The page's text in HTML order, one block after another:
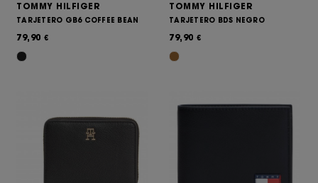
TOMMY HILFIGER
TARJETERO GB6 COFFEE BEAN
79,90 €
TOMMY HILFIGER
TARJETERO BDS NEGRO
79,90 €